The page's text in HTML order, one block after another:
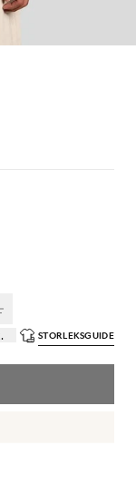
STORLEKSGUIDE
returer och